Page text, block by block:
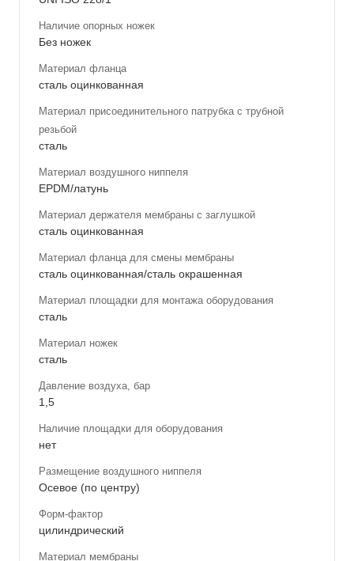
Наличие опорных ножек
Без ножек
Материал фланца
сталь оцинкованная
Материал присоединительного патрубка с трубной
резьбой
сталь
Материал воздушного ниппеля
EPDM/латунь
Материал держателя мембраны с заглушкой
сталь оцинкованная
Материал фланца для смены мембраны
сталь оцинкованная/сталь окрашенная
Материал площадки для монтажа оборудования
сталь
Материал ножек
сталь
Давление воздуха, бар
1,5
Наличие площадки для оборудования
нет
Размещение воздушного ниппеля
Осевое (по центру)
Форм-фактор
цилиндрический
Материал мембраны